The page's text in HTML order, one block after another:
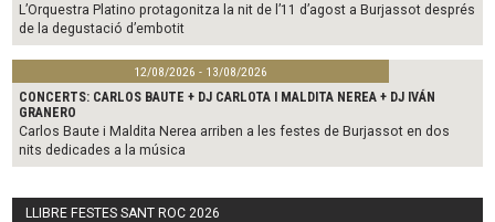
L’Orquestra Platino protagonitza la nit de l’11 d’agost a Burjassot després
de la degustació d’embotit
12/08/2026 - 13/08/2026
CONCERTS: CARLOS BAUTE + DJ CARLOTA I MALDITA NEREA + DJ IVÁN
GRANERO
Carlos Baute i Maldita Nerea arriben a les festes de Burjassot en dos
nits dedicades a la música
LLIBRE FESTES SANT ROC 2026